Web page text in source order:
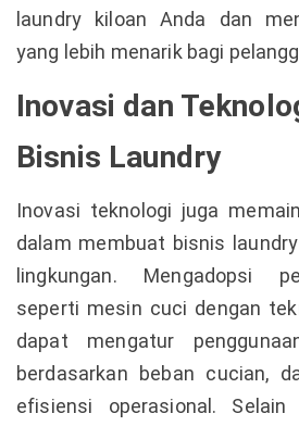
laundry kiloan Anda dan
yang lebih menarik bagi
Inovasi dan
Bisnis Laundry
Inovasi teknologi juga
dalam membuat bisnis
lingkungan. Mengadopsi
seperti mesin cuci dengan
dapat mengatur
berdasarkan beban cucian,
efisiensi operasional. Selain